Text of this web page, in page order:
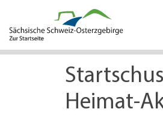
Hauptinhalt
Service
Heimat-